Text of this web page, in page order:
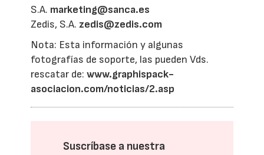
S.A. marketing@sanca.es
Zedis, S.A.zedis@zedis.com
Nota: Esta información y algunas
fotografías de soporte, las pueden Vds.
rescatar de:www.graphispack-
asociacion.com/noticias/2.asp
Suscríbase a nuestra